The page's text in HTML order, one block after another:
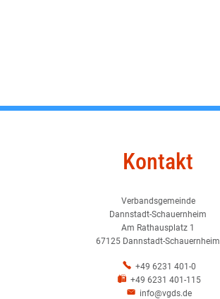
Kontakt
Verbandsgemeinde
Dannstadt-Schauernheim
Am Rathausplatz 1
67125 Dannstadt-Schauernheim
+49 6231 401-0
+49 6231 401-115
info@vgds.de